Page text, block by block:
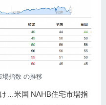
場指数 の推移
…米国 NAHB住宅市場指